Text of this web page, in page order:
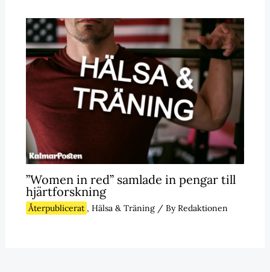
”Women in red” samlade in pengar till
hjärtforskning
Återpublicerat , Hälsa & Träning/ ByRedaktionen